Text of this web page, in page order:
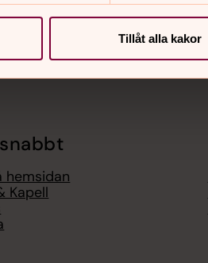
Tillåt alla kakor
hemsidan
Kapell